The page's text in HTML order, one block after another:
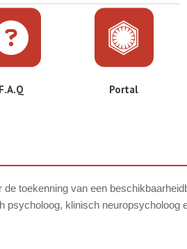
F.A.Q Portal
toekenning van een
klinisch neuropsycholoog